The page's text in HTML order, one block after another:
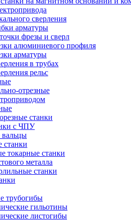
сверления
арматуры
фрезы и сверл
алюминиевого профиля
арматуры
в трубах
рельс
отрезные
станки
с ЧПУ
вальцы
станки
токарные станки
металла
станки
трубогибы
гильотины
листогибы